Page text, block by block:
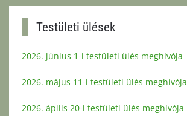
Testületi ülések
2026. június 1-i testületi ülés meghívója
2026. május 11-i testületi ülés meghívója
2026. ápilis 20-i testületi ülés meghívója